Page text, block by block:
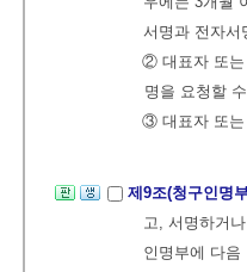
서명과 전자
② 대표자 또
명을 요청할
③ 대표자 또
제9조(청구인명
고, 서명하거
인명부에 다